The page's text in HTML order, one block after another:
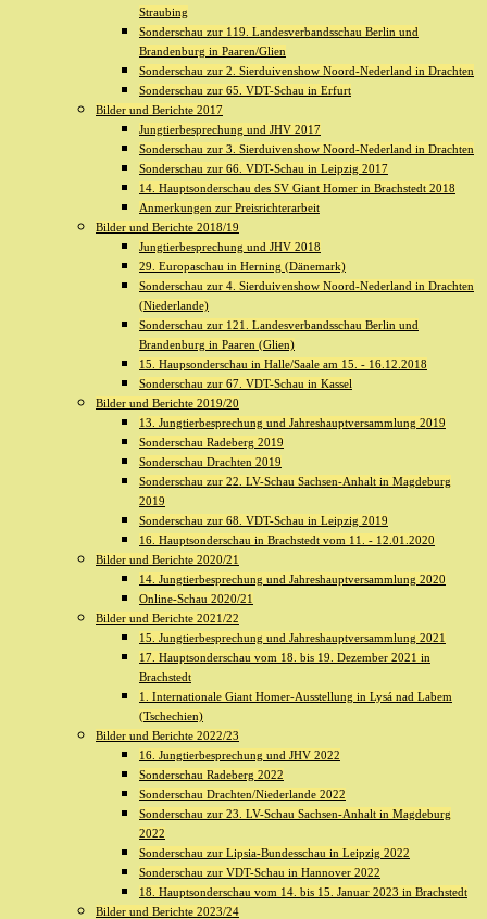
Straubing
Sonderschau zur 119. Landesverbandsschau Berlin und
Brandenburg in Paaren/Glien
Sonderschau zur 2. Sierduivenshow Noord-Nederland in Drachten
Sonderschau zur 65. VDT-Schau in Erfurt
Bilder und Berichte 2017
Jungtierbesprechung und JHV 2017
Sonderschau zur 3. Sierduivenshow Noord-Nederland in Drachten
Sonderschau zur 66. VDT-Schau in Leipzig 2017
14. Hauptsonderschau des SV Giant Homer in Brachstedt 2018
Anmerkungen zur Preisrichterarbeit
Bilder und Berichte 2018/19
Jungtierbesprechung und JHV 2018
29. Europaschau in Herning (Dänemark)
Sonderschau zur 4. Sierduivenshow Noord-Nederland in Drachten
(Niederlande)
Sonderschau zur 121. Landesverbandsschau Berlin und
Brandenburg in Paaren (Glien)
15. Haupsonderschau in Halle/Saale am 15. - 16.12.2018
Sonderschau zur 67. VDT-Schau in Kassel
Bilder und Berichte 2019/20
13. Jungtierbesprechung und Jahreshauptversammlung 2019
Sonderschau Radeberg 2019
Sonderschau Drachten 2019
Sonderschau zur 22. LV-Schau Sachsen-Anhalt in Magdeburg
2019
Sonderschau zur 68. VDT-Schau in Leipzig 2019
16. Hauptsonderschau in Brachstedt vom 11. - 12.01.2020
Bilder und Berichte 2020/21
14. Jungtierbesprechung und Jahreshauptversammlung 2020
Online-Schau 2020/21
Bilder und Berichte 2021/22
15. Jungtierbesprechung und Jahreshauptversammlung 2021
17. Hauptsonderschau vom 18. bis 19. Dezember 2021 in
Brachstedt
1. Internationale Giant Homer-Ausstellung in Lysá nad Labem
(Tschechien)
Bilder und Berichte 2022/23
16. Jungtierbesprechung und JHV 2022
Sonderschau Radeberg 2022
Sonderschau Drachten/Niederlande 2022
Sonderschau zur 23. LV-Schau Sachsen-Anhalt in Magdeburg
2022
Sonderschau zur Lipsia-Bundesschau in Leipzig 2022
Sonderschau zur VDT-Schau in Hannover 2022
18. Hauptsonderschau vom 14. bis 15. Januar 2023 in Brachstedt
Bilder und Berichte 2023/24